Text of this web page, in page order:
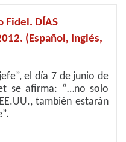
Fidel. DÍAS
(Español, Inglés,
el día 7 de junio de
se afirma: “…no solo
también estarán